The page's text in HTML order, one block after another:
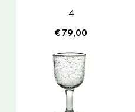
4
€ 79,00